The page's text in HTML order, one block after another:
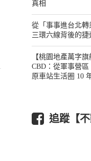
真相
從「事事進台北轉
三環六線背後的
【桃園地產萬字
CBD：從軍事營
原車站生活圈 10
追蹤【